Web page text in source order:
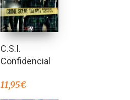
C.S.I.
Confidencial
11,95€